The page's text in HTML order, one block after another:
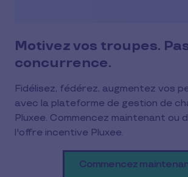
Motivez vos troupes.
concurrence.
Fidélisez, fédérez, augmentez vos
avec la plateforme de gestion de
Pluxee. Commencez maintenant ou
l'offre incentive Pluxee.
Commencez